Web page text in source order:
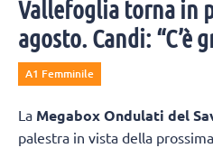
Vallefoglia torna in
agosto. Candi: “C’è
A1 Femminile
La Megabox Ondulati del
palestra in vista della